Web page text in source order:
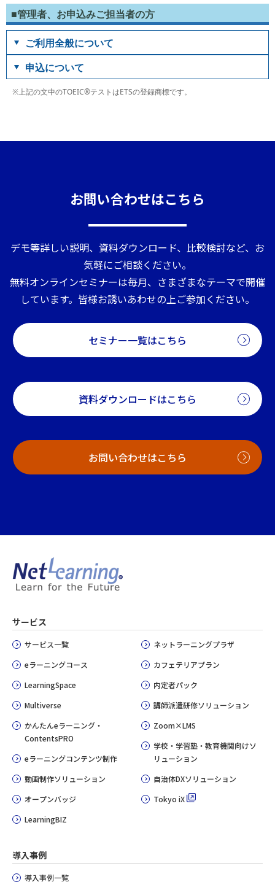
■管理者、お申込みご担当者の方
ご利用全般について
申込について
※上記の文中のTOEIC®テストはETSの登録商標です。
お問い合わせはこちら
デモ等詳しい説明、資料ダウンロード、比較検討など、お
気軽にご相談ください。
無料オンラインセミナーは毎月、さまざまなテーマで開催
しています。皆様お誘いあわせの上ご参加ください。
セミナー一覧はこちら
資料ダウンロードはこちら
お問い合わせはこちら
サービス
サービス一覧
eラーニングコース
LearningSpace
Multiverse
かんたんeラーニング・
ContentsPRO
eラーニングコンテンツ制作
動画制作ソリューション
オープンバッジ
LearningBIZ
ネットラーニングプラザ
カフェテリアプラン
内定者パック
講師派遣研修ソリューション
Zoom×LMS
学校・学習塾・教育機関向けソ
リューション
自治体DXソリューション
Tokyo iX
導入事例
導入事例一覧